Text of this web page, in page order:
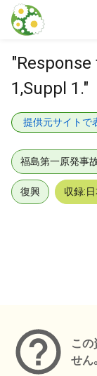
本文に飛ぶ
1,Suppl 1."
提供元サイトで
福島第一原発事
復興 収録:
こ
せん。